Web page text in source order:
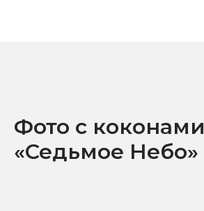
Фото с коконами
«‎Седьмое Небо»